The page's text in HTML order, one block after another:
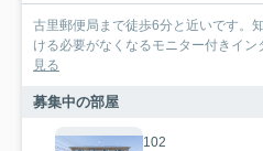
古里郵便局まで徒歩6分と近いです。
ける必要がなくなるモニター付きイン
見る
募集中の部屋
102